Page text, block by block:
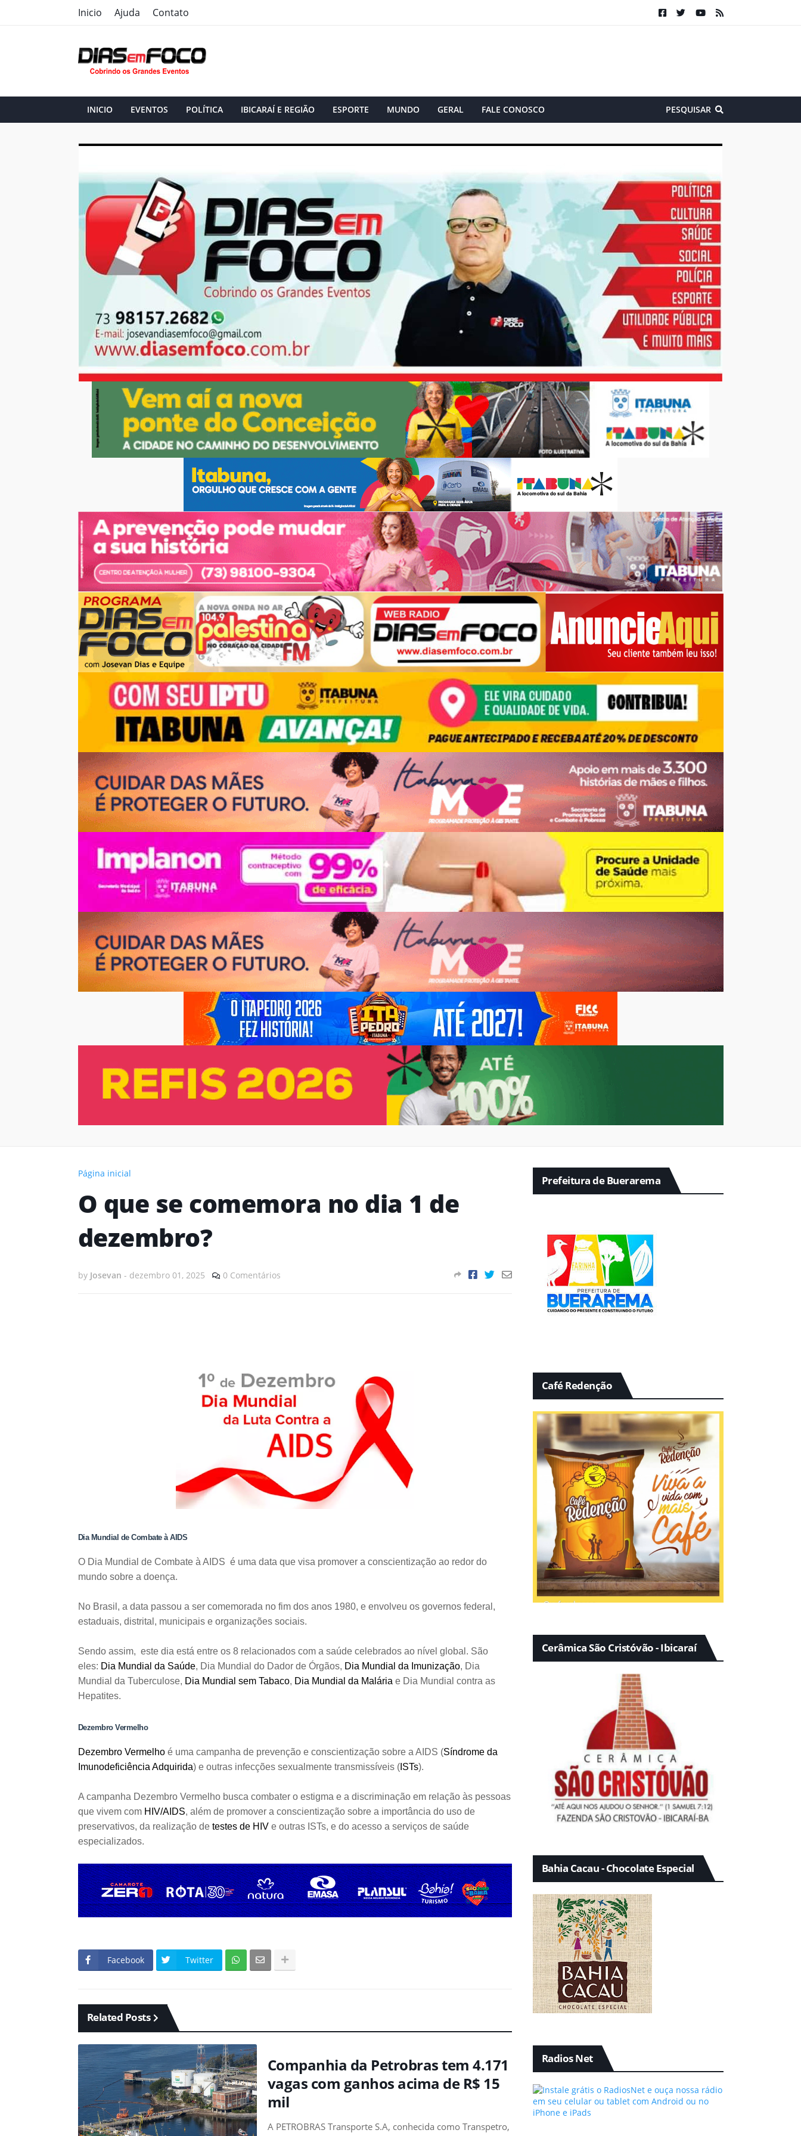
Inicio Ajuda Contato
INICIO EVENTOS POLÍTICA IBICARAÍ E REGIÃO ESPORTE MUNDO GERAL FALE CONOSCO PESQUISAR
Página inicial
O que se comemora no dia 1 de
dezembro?
by Josevan - dezembro 01, 2025 0 Comentários
Dia Mundial de Combate à AIDS
O Dia Mundial de Combate à AIDS é uma data que visa promover a conscientização ao redor do
mundo sobre a doença.
No Brasil, a data passou a ser comemorada no fim dos anos 1980, e envolveu os governos federal,
estaduais, distrital, municipais e organizações sociais.
Sendo assim, este dia está entre os 8 relacionados com a saúde celebrados ao nível global. São
eles: Dia Mundial da Saúde, Dia Mundial do Dador de Órgãos, Dia Mundial da Imunização, Dia
Mundial da Tuberculose, Dia Mundial sem Tabaco, Dia Mundial da Malária e Dia Mundial contra as
Hepatites.
Dezembro Vermelho
Dezembro Vermelhoé uma campanha de prevenção e conscientização sobre a AIDS (Síndrome da
Imunodeficiência Adquirida) e outras infecções sexualmente transmissíveis (ISTs).
A campanha Dezembro Vermelho busca combater o estigma e a discriminação em relação às pessoas
que vivem com HIV/AIDS, além de promover a conscientização sobre a importância do uso de
preservativos, da realização de testes de HIVe outras ISTs, e do acesso a serviços de saúde
especializados.
Facebook Twitter
Related Posts
Companhia da Petrobras tem 4.171
vagas com ganhos acima de R$ 15
mil
A PETROBRAS Transporte S.A, conhecida como Transpetro,
Prefeitura de Buerarema
Café Redenção
Cerâmica São Cristóvão - Ibicaraí
Bahia Cacau - Chocolate Especial
Radios Net